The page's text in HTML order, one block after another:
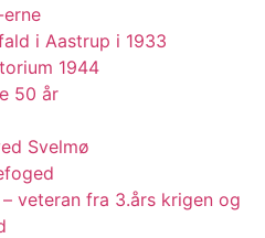
i Aastrup i 1933
1944
50 år
Svelmø
– veteran fra 3.års krigen og